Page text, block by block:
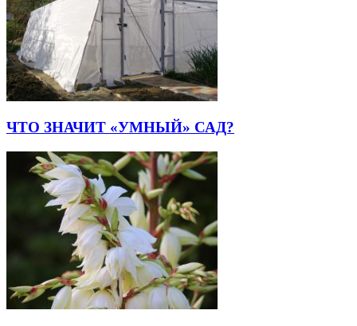
ЧТО ЗНАЧИТ «УМНЫЙ» САД?